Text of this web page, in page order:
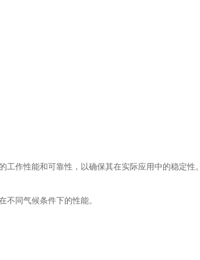
作性能和可靠性，以确保其在实际应用中的稳定性。
同气候条件下的性能。